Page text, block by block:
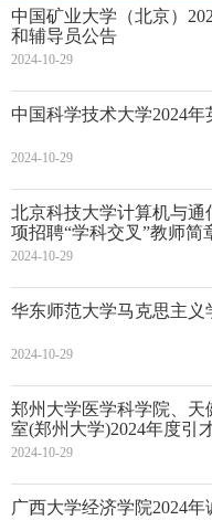
中国矿业大学（北京）
和辅导员公告
2024-10-29
中国科学技术大学2024
2024-10-29
北京科技大学计算机与通
项招聘“学科交叉”教师简
2024-10-29
华东师范大学马克思主义
2024-10-29
郑州大学医学科学院、天
室(郑州大学)2024年度引
2024-10-29
广西大学经济学院2024